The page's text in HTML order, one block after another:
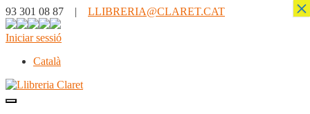
93 301 08 87 | LLIBRERIA@CLARET.CAT
Iniciar sessió
Català
×